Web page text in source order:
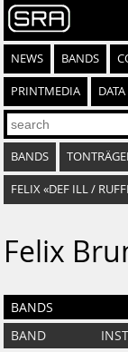
NEWS BANDS
PRINTMEDIA DATA
BANDS
Felix
BANDS
BAND